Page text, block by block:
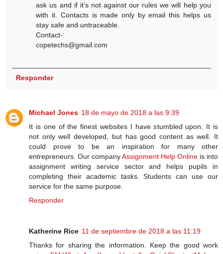
ask us and if it’s not against our rules we will help you
with it. Contacts is made only by email this helps us
stay safe and untraceable.
Contact-:
copetechs@gmail.com
Responder
Michael Jones 18 de mayo de 2018 a las 9:39
It is one of the finest websites I have stumbled upon. It is
not only well developed, but has good content as well. It
could prove to be an inspiration for many other
entrepreneurs. Our companyAssignment Help Online is into
assignment writing service sector and helps pupils in
completing their academic tasks. Students can use our
service for the same purpose.
Responder
Katherine Rice 11 de septiembre de 2018 a las 11:19
Thanks for sharing the information. Keep the good work